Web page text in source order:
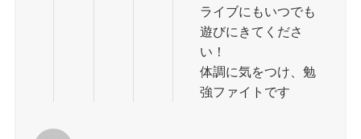
ライブにもいつでも
遊びにきてくださ
い！
体調に気をつけ、勉
強ファイトです